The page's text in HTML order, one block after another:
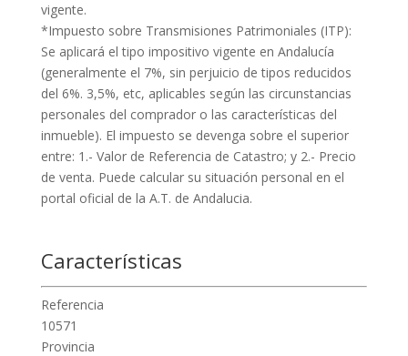
vigente.
*Impuesto sobre Transmisiones Patrimoniales (ITP):
Se aplicará el tipo impositivo vigente en Andalucía
(generalmente el 7%, sin perjuicio de tipos reducidos
del 6%. 3,5%, etc, aplicables según las circunstancias
personales del comprador o las características del
inmueble). El impuesto se devenga sobre el superior
entre: 1.- Valor de Referencia de Catastro; y 2.- Precio
de venta. Puede calcular su situación personal en el
portal oficial de la A.T. de Andalucia.
Características
Referencia
10571
Provincia